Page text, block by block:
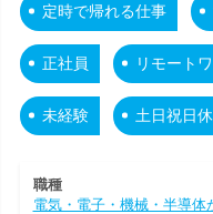
定時で帰れる仕事
正社員 リモート
未経験 土日祝日
職種
電気・電子・機械・半導体